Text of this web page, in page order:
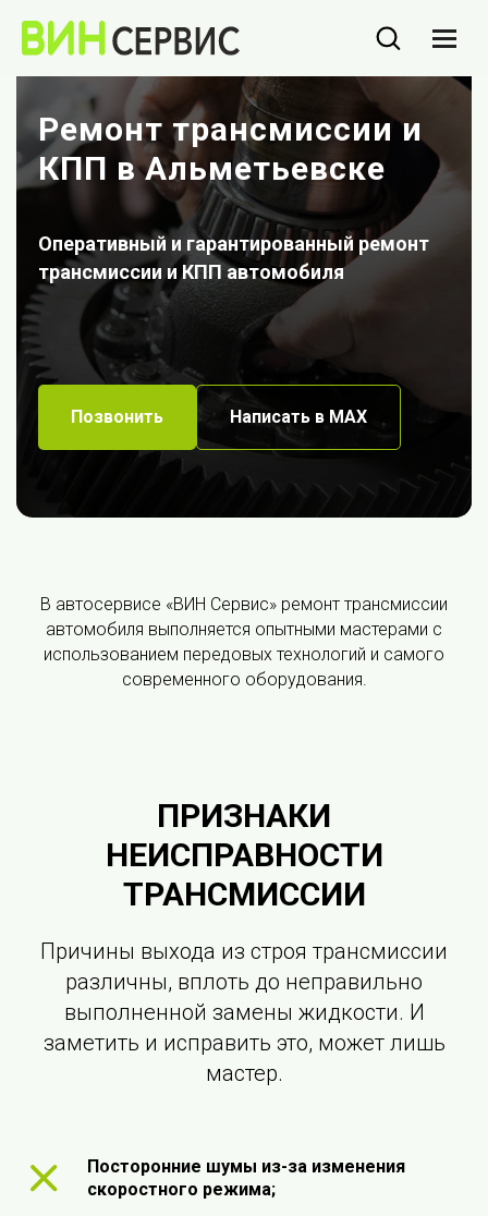
Ремонт трансмиссии и
КПП в Альметьевске
Оперативный и гарантированный ремонт
трансмиссии и КПП автомобиля
Позвонить Написать в МАХ
В автосервисе «ВИН Сервис» ремонт трансмиссии
автомобиля выполняется опытными мастерами с
использованием передовых технологий и самого
современного оборудования.
ПРИЗНАКИ
НЕИСПРАВНОСТИ
ТРАНСМИССИИ
Причины выхода из строя трансмиссии
различны, вплоть до неправильно
выполненной замены жидкости. И
заметить и исправить это, может лишь
мастер.
Посторонние шумы из-за изменения
скоростного режима;